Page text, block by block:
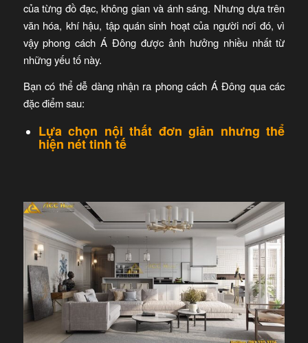
của từng đồ đạc, không gian và ánh sáng. Nhưng dựa trên
văn hóa, khí hậu, tập quán sinh hoạt của người nơi đó, vì
vậy phong cách Á Đông được ảnh hưởng nhiều nhất từ
những yếu tố này.
Bạn có thể dễ dàng nhận ra phong cách Á Đông qua các
đặc điểm sau:
Lựa chọn nội thất đơn giản nhưng thể
hiện nét tinh tế